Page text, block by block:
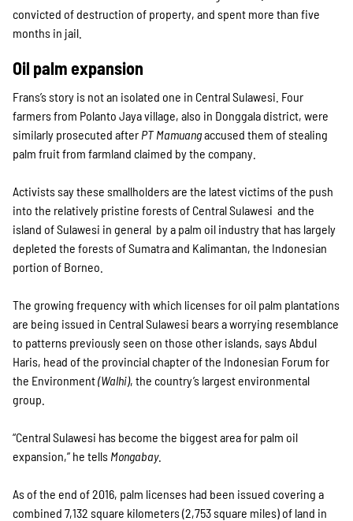
convicted of destruction of property, and spent more than five
months in jail.
Oil palm expansion
Frans’s story is not an isolated one in Central Sulawesi. Four
farmers from Polanto Jaya village, also in Donggala district, were
similarly prosecuted after PT Mamuangaccused them of stealing
palm fruit from farmland claimed by the company.
Activists say these smallholders are the latest victims of the push
into the relatively pristine forests of Central Sulawesi ­ and the
island of Sulawesi in general ­ by a palm oil industry that has largely
depleted the forests of Sumatra and Kalimantan, the Indonesian
portion of Borneo.
The growing frequency with which licenses for oil palm plantations
are being issued in Central Sulawesi bears a worrying resemblance
to patterns previously seen on those other islands, says Abdul
Haris, head of the provincial chapter of the Indonesian Forum for
the Environment(Walhi), the country’s largest environmental
group.
“Central Sulawesi has become the biggest area for palm oil
expansion,” he tells Mongabay.
As of the end of 2016, palm licenses had been issued covering a
combined 7,132 square kilometers (2,753 square miles) of land in